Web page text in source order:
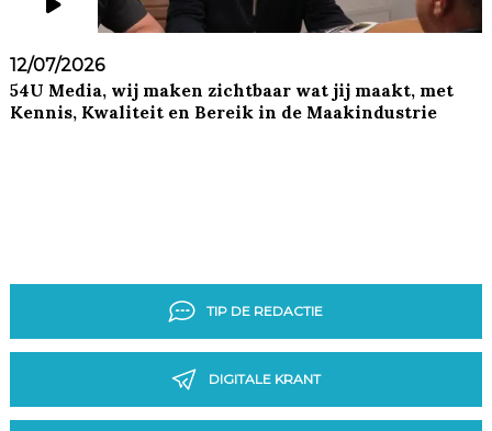
12/07/2026
54U Media, wij maken zichtbaar wat jij maakt, met
Kennis, Kwaliteit en Bereik in de Maakindustrie
TIP DE REDACTIE
DIGITALE KRANT